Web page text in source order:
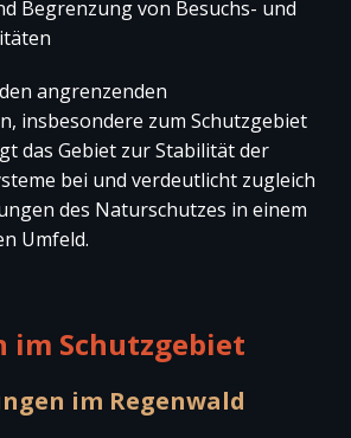
Begrenzung von Besuchs- und
angrenzenden
insbesondere zum Schutzgebiet
das Gebiet zur Stabilität der
bei und verdeutlicht zugleich
des Naturschutzes in einem
Umfeld.
Schutzgebiet
im Regenwald